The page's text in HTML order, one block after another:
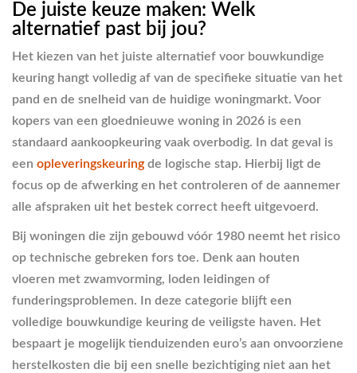
De juiste keuze maken: Welk
alternatief past bij jou?
Het kiezen van het juiste alternatief voor bouwkundige
keuring hangt volledig af van de specifieke situatie van het
pand en de snelheid van de huidige woningmarkt. Voor
kopers van een gloednieuwe woning in 2026 is een
standaard aankoopkeuring vaak overbodig. In dat geval is
een opleveringskeuring de logische stap. Hierbij ligt de
focus op de afwerking en het controleren of de aannemer
alle afspraken uit het bestek correct heeft uitgevoerd.
Bij woningen die zijn gebouwd vóór 1980 neemt het risico
op technische gebreken fors toe. Denk aan houten
vloeren met zwamvorming, loden leidingen of
funderingsproblemen. In deze categorie blijft een
volledige bouwkundige keuring de veiligste haven. Het
bespaart je mogelijk tienduizenden euro’s aan onvoorziene
herstelkosten die bij een snelle bezichtiging niet aan het